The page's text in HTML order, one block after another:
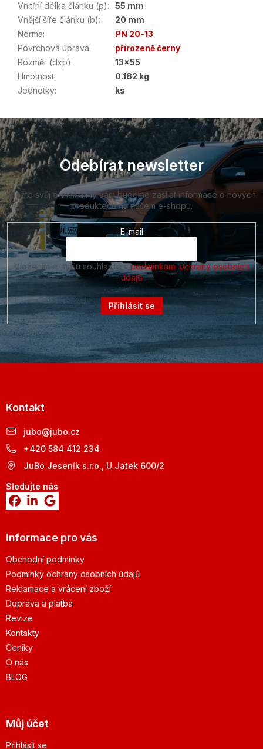
Vnitřní délka článku (p):
55 mm
Vnější šíře článku (b):
20 mm
Norma:
PN 20-13
Povrchová úprava:
přirozeně černý
Rozměr (dxp):
13x55
Hmotnost:
0.182 kg
Jednotky: ks
Z
á
p
a
t
í
Odebírat newsletter
Vložte svůj e-mail a my vám budeme zasílat informace o nových
produktech na našem e-shopu.
E-mail
Vložením e-mailu souhlasíte spodmínkami ochrany osobních
údajů
Přihlásit se
Kontakt
jubo@jubo.cz
+420 584 412 234
JuBo Jeseník s.r.o., U Jatek 600/2
Sledujte nás
Informace pro vás
Obchodní podmínky
Podmínky ochrany osobních údajů
Reklamace a vrácení zboží
Doprava a platba
Revize
Kontakty
Ceníky
O nás
BLOG
Můj účet
Přihlásit se